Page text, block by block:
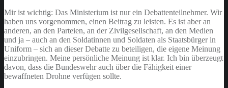
Mir ist wichtig: Das Ministerium ist nur ein Debattenteilnehmer. Wir
haben uns vorgenommen, einen Beitrag zu leisten. Es ist aber an
anderen, an den Parteien, an der Zivilgesellschaft, an den Medien
und ja – auch an den Soldatinnen und Soldaten als Staatsbürger in
Uniform – sich an dieser Debatte zu beteiligen, die eigene Meinung
einzubringen. Meine persönliche Meinung ist klar. Ich bin überzeugt
davon, dass die Bundeswehr auch über die Fähigkeit einer
bewaffneten Drohne verfügen sollte.